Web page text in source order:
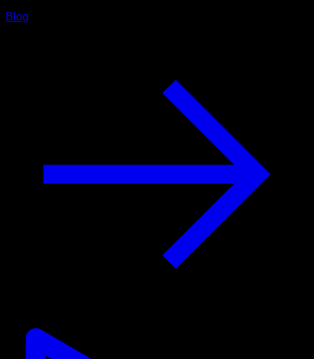
Blog